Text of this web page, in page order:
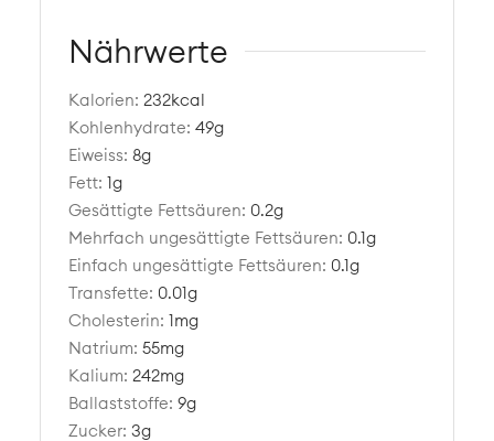
Nährwerte
Kalorien:232kcal
Kohlenhydrate:49g
Eiweiss:8g
Fett:1g
Gesättigte Fettsäuren: 0.2g
Mehrfach ungesättigte Fettsäuren: 0.1g
Einfach ungesättigte Fettsäuren: 0.1g
Transfette: 0.01g
Cholesterin:1mg
Natrium:55mg
Kalium:242mg
Ballaststoffe:9g
Zucker:3g